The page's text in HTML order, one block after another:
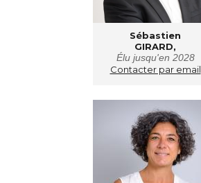
Sébastien
GIRARD,
Élu jusqu'en 2028
Contacter par email